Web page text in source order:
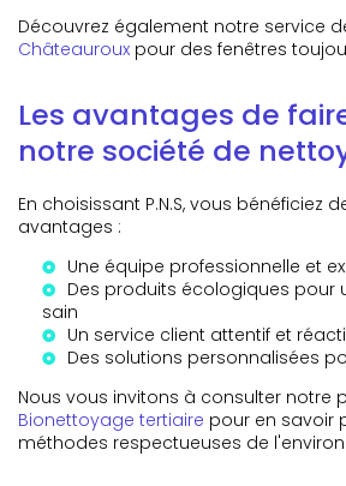
Découvrez également notre service
Châteauroux pour des fenêtres
Les avantages de
notre société de
En choisissant P.N.S, vous bénéficiez
avantages :
Une équipe professionnelle et
Des produits écologiques pour
sain
Un service client attentif et
Des solutions personnalisées
Nous vous invitons à consulter notre
Bionettoyage tertiaire pour en savoir
méthodes respectueuses de